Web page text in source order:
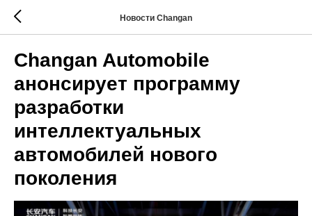
Новости Changan
Changan Automobile
анонсирует программу
разработки
интеллектуальных
автомобилей нового
поколения